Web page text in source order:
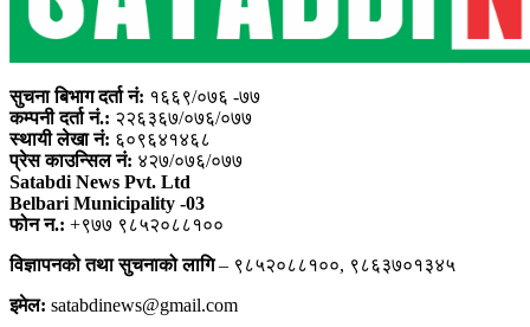
सुचना बिभाग दर्ता नं: १६६९/०७६ -७७
कम्पनी दर्ता नं.: २२६३६७/०७६/०७७
स्थायी लेखा नं: ६०९६४१४६८
प्रेस काउन्सिल नं: ४२७/०७६/०७७
Satabdi News Pvt. Ltd
Belbari Municipality -03
फोन न.: +९७७ ९८५२०८८१००
विज्ञापनको तथा सुचनाको लागि– ९८५२०८८१००, ९८६३७०१३४५
इमेल: satabdinews@gmail.com